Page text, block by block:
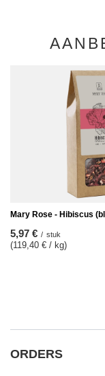
Mary Rose - Hibiscus
5,97 € / stuk
(119,40 € / kg)
ORDERS